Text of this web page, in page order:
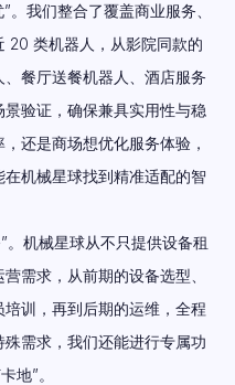
我们整合了覆盖商业服务、
20 类机器人，从影院同款的
餐厅送餐机器人、酒店服务
验证，确保兼具实用性与稳
还是商场想优化服务体验，
机械星球找到精准适配的智
。机械星球从不只提供设备租
需求，从前期的设备选型、
训，再到后期的运维，全程
需求，我们还能进行专属功
地”。